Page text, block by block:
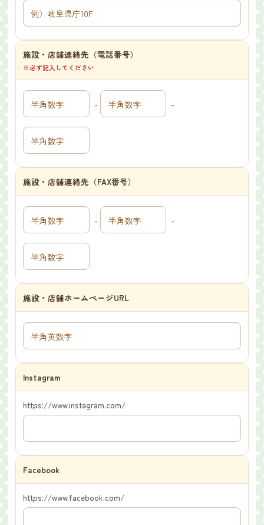
施設・店舗連絡先（電話番号）
※必ず記入してください
- -
施設・店舗連絡先（FAX番号）
- -
施設・店舗ホームページURL
Instagram
https://www.instagram.com/
Facebook
https://www.facebook.com/